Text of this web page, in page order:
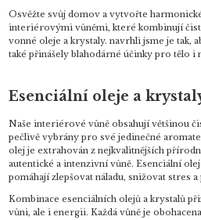
Osvěžte svůj domov a vytvořte
interiérovými vůněmi, které kombinují
vonné oleje a krystaly. navrhli jsme je tak,
také přinášely blahodárné účinky pro tělo i
Esenciální oleje a
Naše interiérové vůně obsahují většinou
pečlivě vybrány pro své jedinečné
olej je extrahován z nejkvalitnějších
autentické a intenzivní vůně. Esenciální
pomáhají zlepšovat náladu, snižovat stres
Kombinace esenciálních olejů a krystalů
vůni, ale i energii. Každá vůně je